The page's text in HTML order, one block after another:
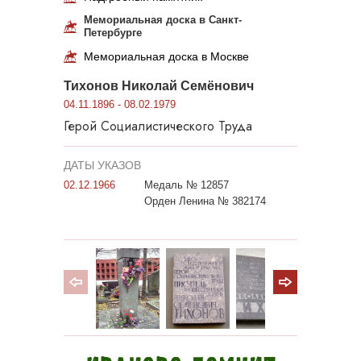
Мемориальная доска в Санкт-
Петербурге
Мемориальная доска в Москве
Тихонов Николай Семёнович
04.11.1896 - 08.02.1979
Герой Социалистического Труда
ДАТЫ УКАЗОВ
02.12.1966
Медаль № 12857
Орден Ленина № 382174